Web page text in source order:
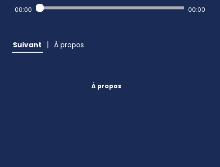
00:00 00:00
Suivant | À propos
À propos